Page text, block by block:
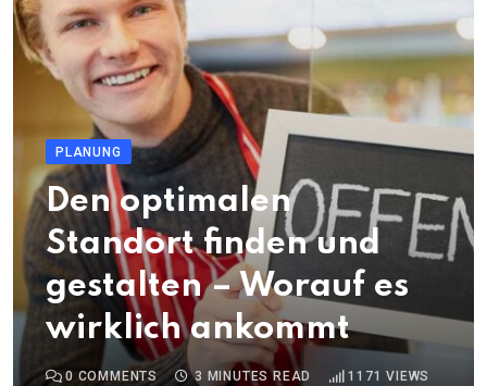
PLANUNG
Den optimalen
Standort finden und
gestalten – Worauf es
wirklich ankommt
0 COMMENTS 3 MINUTES READ 1171 VIEWS